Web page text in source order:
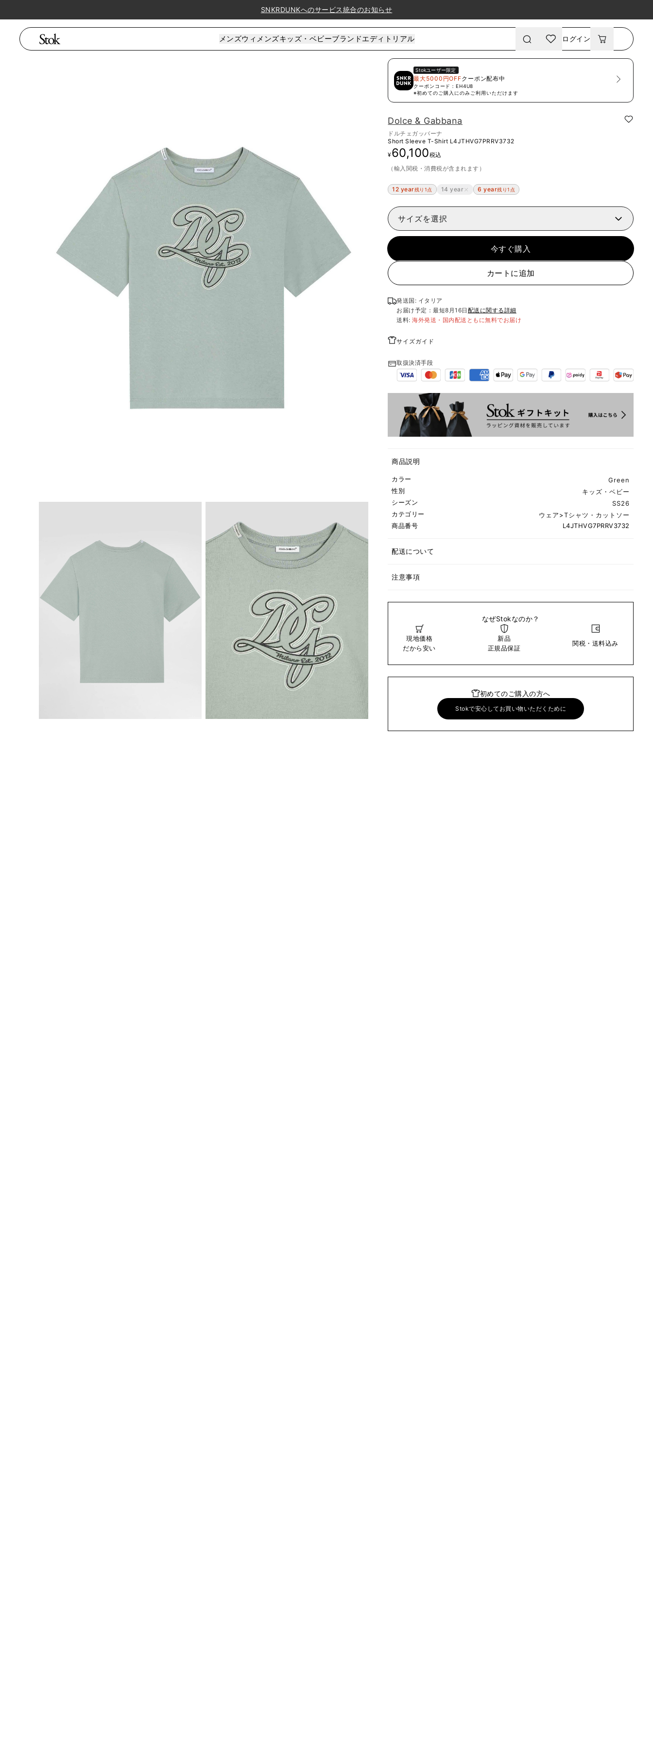
SNKRDUNKへのサービス統合のお知らせ
メンズウィメンズキッズ・ベビーブランドエディトリアル ログイン
Stokユーザー限定
最大5000円OFFクーポン配布中
クーポンコード： EH4U8
※初めてのご購入にのみご利用いただけます
Dolce & Gabbana
ドルチェガッバーナ
Short Sleeve T-Shirt L4JTHVG7PRRV3732
¥60,100税込
（輸入関税・消費税が含まれます）
12 year残り1点 14 year 6 year残り1点
サイズを選択
今すぐ購入
カートに追加
発送国: イタリア
お届け予定：最短8月16日 配送に関する詳細
送料:海外発送・国内配送ともに無料でお届け
サイズガイド
取扱決済手段
商品説明
カラー
Green
性別
キッズ・ベビー
シーズン
SS26
カテゴリー
ウェア>Tシャツ・カットソー
商品番号
L4JTHVG7PRRV3732
配送について
注意事項
なぜStokなのか？
現地価格
だから安い
新品
正規品保証
関税・送料込み
初めてのご購入の方へ
Stokで安心してお買い物いただくために